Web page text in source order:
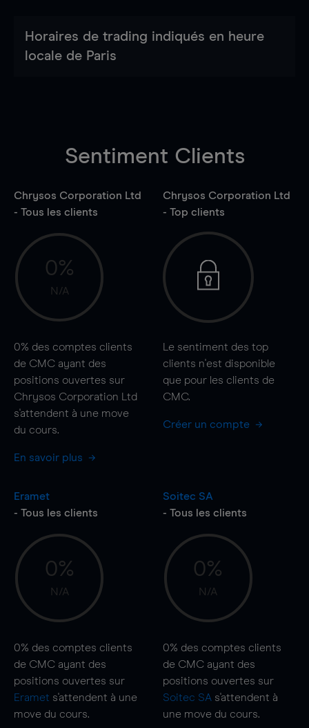
Horaires de trading indiqués en heure
locale de Paris
Sentiment Clients
Chrysos Corporation Ltd
- Tous les clients
0%
N/A
0% des comptes clients
de CMC ayant des
positions ouvertes sur
Chrysos Corporation Ltd
s'attendent à une move
du cours.
En savoir plus
Chrysos Corporation Ltd
- Top clients
Le sentiment des top
clients n'est disponible
que pour les clients de
CMC.
Créer un compte
Eramet
- Tous les clients
0%
N/A
0% des comptes clients
de CMC ayant des
positions ouvertes sur
Eramet s'attendent à une
move du cours.
Soitec SA
- Tous les clients
0%
N/A
0% des comptes clients
de CMC ayant des
positions ouvertes sur
Soitec SA s'attendent à
une move du cours.